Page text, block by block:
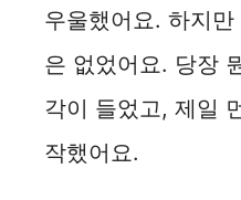
우울했어요. 하지
은 없었어요. 당장
각이 들었고, 제일
작했어요.